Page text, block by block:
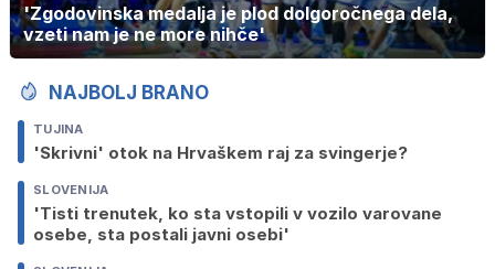
'Zgodovinska medalja je plod dolgoročnega dela,
vzeti nam je ne more nihče'
NAJBOLJ BRANO
TUJINA
'Skrivni' otok na Hrvaškem raj za svingerje?
SLOVENIJA
'Tisti trenutek, ko sta vstopili v vozilo varovane
osebe, sta postali javni osebi'